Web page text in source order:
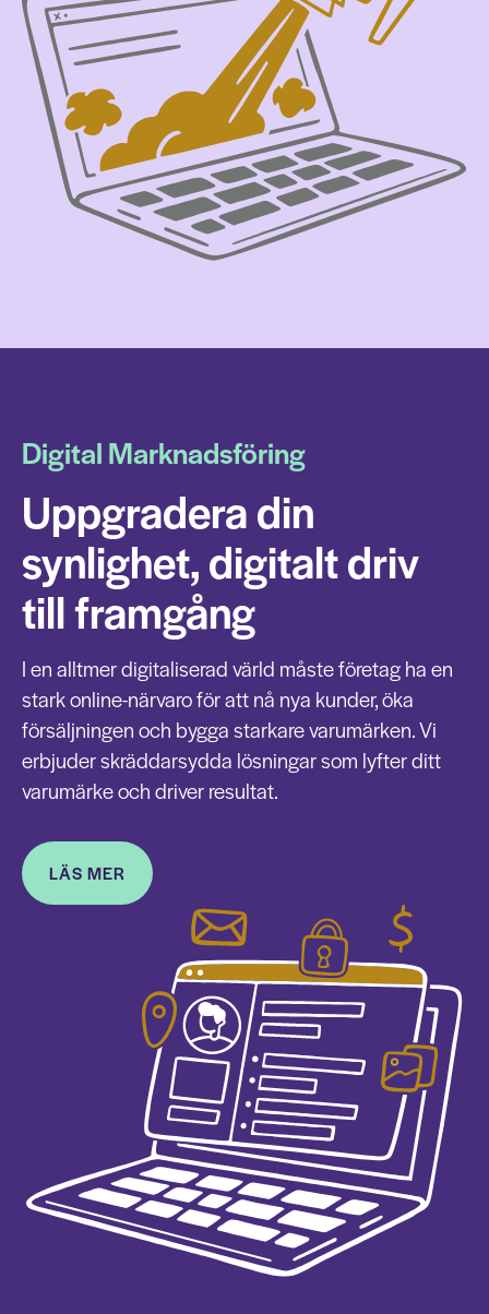
Digital Marknadsföring
Uppgradera din
synlighet, digitalt driv
till framgång
I en alltmer digitaliserad värld måste företag ha en
stark online-närvaro för att nå nya kunder, öka
försäljningen och bygga starkare varumärken. Vi
erbjuder skräddarsydda lösningar som lyfter ditt
varumärke och driver resultat.
LÄS MER